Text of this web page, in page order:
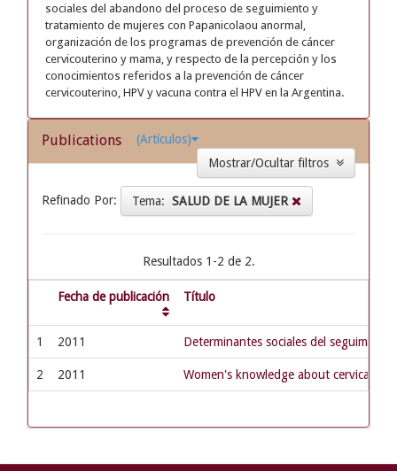
sociales del abandono del proceso de seguimiento y
tratamiento de mujeres con Papanicolaou anormal,
organización de los programas de prevención de cáncer
cervicouterino y mama, y respecto de la percepción y los
conocimientos referidos a la prevención de cáncer
cervicouterino, HPV y vacuna contra el HPV en la Argentina.
Publications
(Artículos)
Refinado Por: Tema: SALUD DE LA MUJER
Resultados 1-2 de 2.
Fecha de publicación Título
1 2011 Determinantes sociales del
2 2011 Women's knowledge about cervical